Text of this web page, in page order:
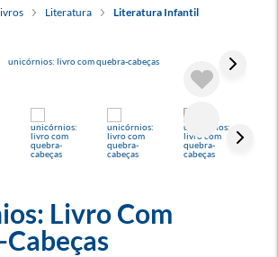
Literatura Literatura Infantil
Livro Com